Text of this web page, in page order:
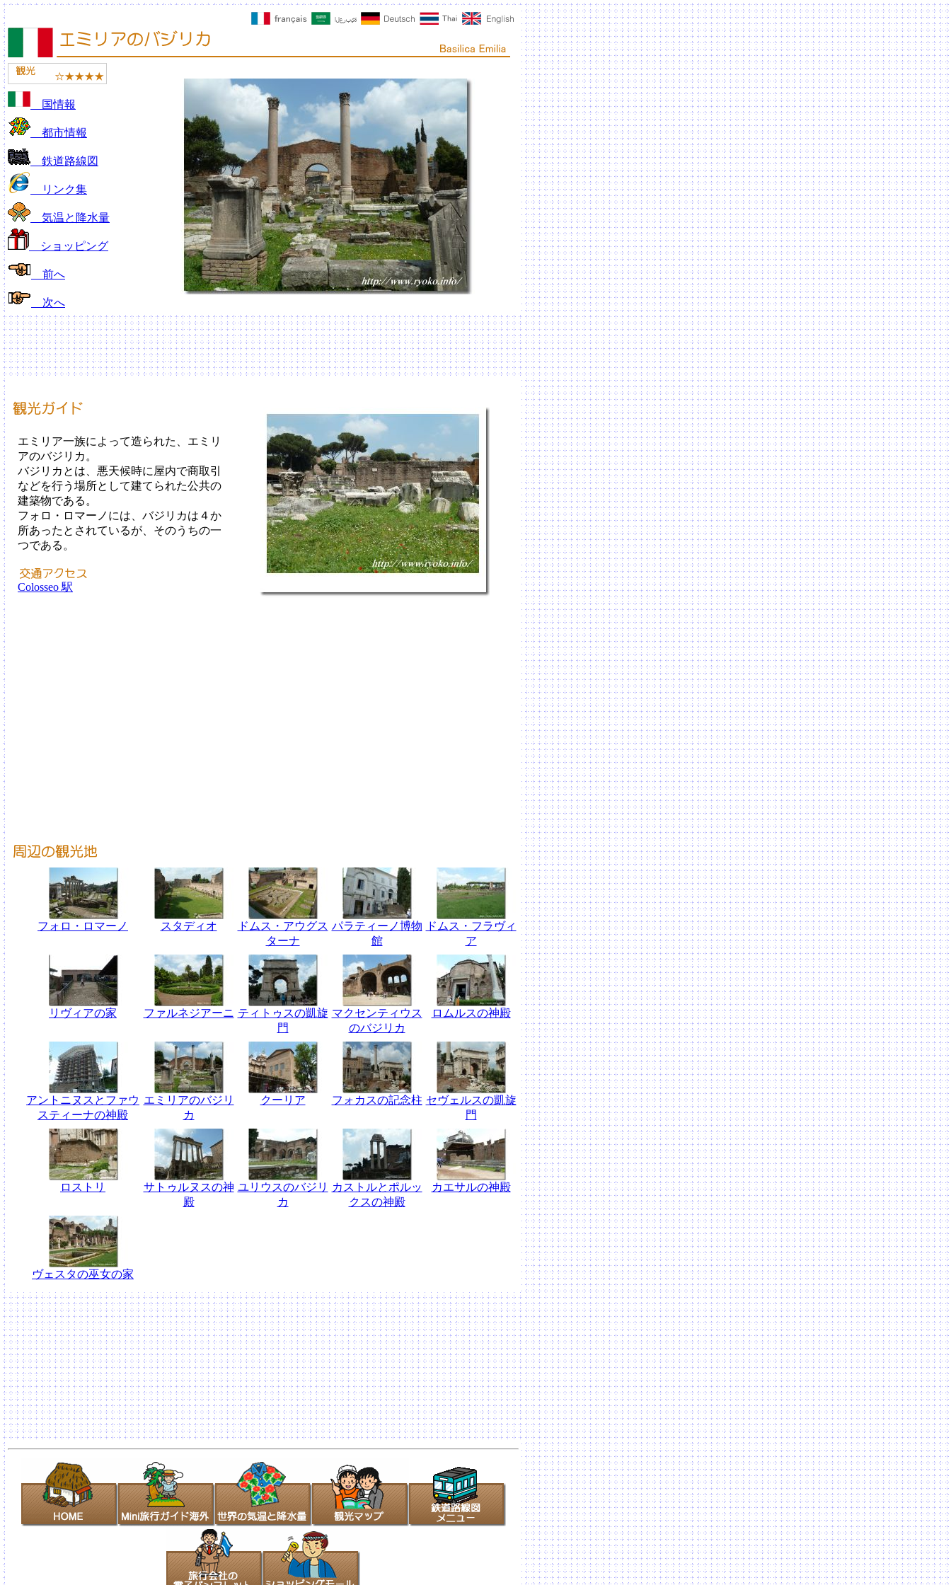
国情報
都市情報
鉄道路線図
リンク集
気温と降水量
ショッピング
前へ
次へ
エミリア一族によって造られた、エミリ
アのバジリカ。
バジリカとは、悪天候時に屋内で商取引
などを行う場所として建てられた公共の
建築物である。
フォロ・ロマーノには、バジリカは４か
所あったとされているが、そのうちの一
つである。
Colosseo 駅
フォロ・ロマーノ スタディオ
ドムス・アウグス
ターナ
パラティーノ博物
館
ドムス・フラヴィ
ア
リヴィアの家 ファルネジアーニ ティトゥスの凱旋
門
マクセンティウス
のバジリカ
ロムルスの神殿
アントニヌスとファウ
スティーナの神殿
エミリアのバジリ
カ
クーリア フォカスの記念柱 セヴェルスの凱旋
門
ロストリ
サトゥルヌスの神
殿
ユリウスのバジリ
カ
カストルとポルッ
クスの神殿
カエサルの神殿
ヴェスタの巫女の家